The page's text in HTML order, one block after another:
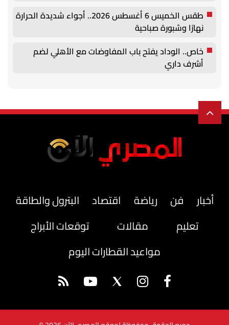
طقس الخميس 6 أغسطس 2026.. أجواء شديدة الحرارة
نهارًا وشبورة صباحية
خاص.. الوداد يفتح باب المفاوضات مع الأهلي لضم
أشرف داري
أخبار فن رياضة اقتصاد
البترول والطاقة
تعليم
مقالات
توقعات الأبراج
مواعيد القطارات اليوم